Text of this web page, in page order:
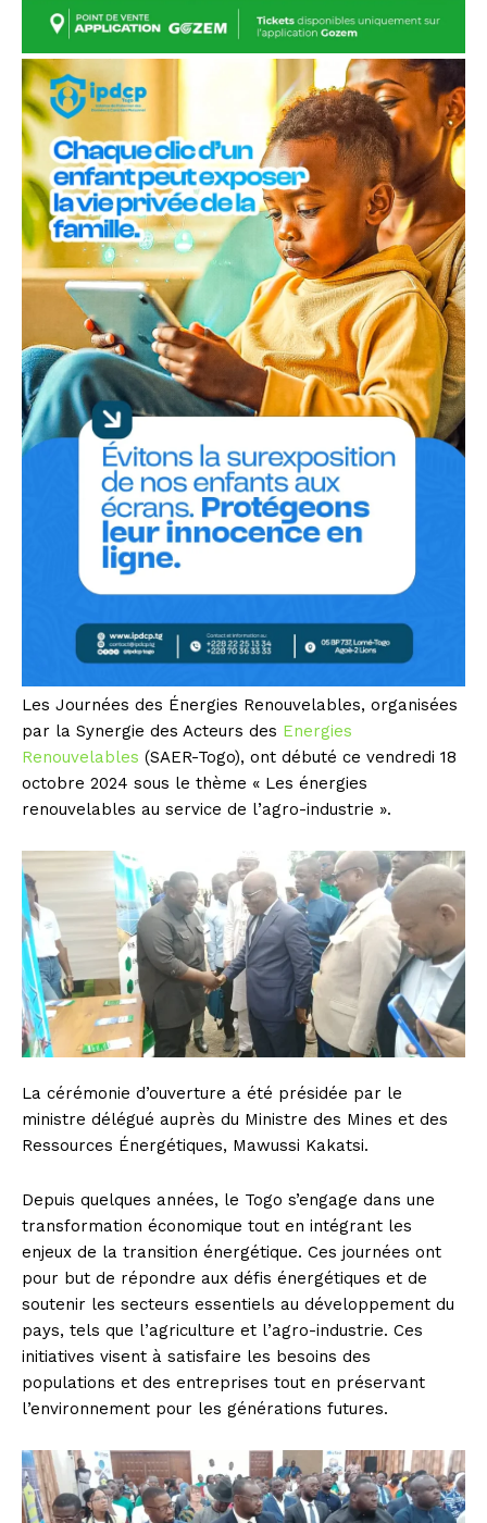
Les Journées des Énergies Renouvelables, organisées
par la Synergie des Acteurs des Energies
Renouvelables (SAER-Togo), ont débuté ce vendredi 18
octobre 2024 sous le thème « Les énergies
renouvelables au service de l’agro-industrie ».
La cérémonie d’ouverture a été présidée par le
ministre délégué auprès du Ministre des Mines et des
Ressources Énergétiques, Mawussi Kakatsi.
Depuis quelques années, le Togo s’engage dans une
transformation économique tout en intégrant les
enjeux de la transition énergétique. Ces journées ont
pour but de répondre aux défis énergétiques et de
soutenir les secteurs essentiels au développement du
pays, tels que l’agriculture et l’agro-industrie. Ces
initiatives visent à satisfaire les besoins des
populations et des entreprises tout en préservant
l’environnement pour les générations futures.